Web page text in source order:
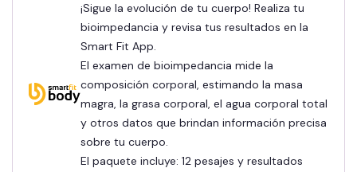
¡Sigue la evolución de tu cuerpo! Realiza tu
bioimpedancia y revisa tus resultados en la
Smart Fit App.
El examen de bioimpedancia mide la
composición corporal, estimando la masa
magra, la grasa corporal, el agua corporal total
y otros datos que brindan información precisa
sobre tu cuerpo.
El paquete incluye: 12 pesajes y resultados